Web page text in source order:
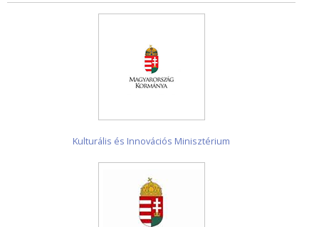
Kulturális és Innovációs Minisztérium